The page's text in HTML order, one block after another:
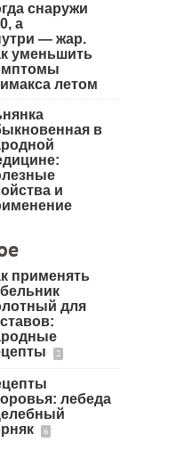
снаружи
а
— жар.
уменьшить
летом
в
и
применять
для
2
лебеда
6